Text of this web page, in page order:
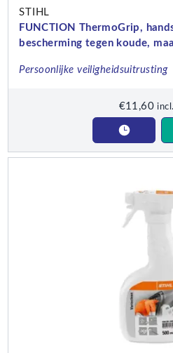
STIHL
FUNCTION ThermoGrip,
bescherming tegen koude,
Persoonlijke veiligheidsuitrusting
€11,60